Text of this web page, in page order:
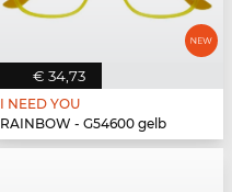
€ 34,73
I NEED YOU
RAINBOW - G54600 gelb